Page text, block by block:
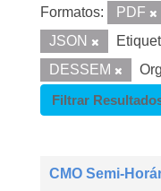
Formatos: PDF
JSON
DESSEM
Filtrar
CMO Semi-